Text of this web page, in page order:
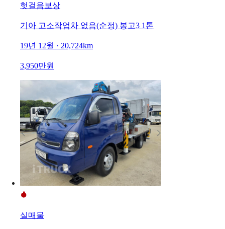
헛걸음보상
기아 고소작업차 없음(순정) 봉고3 1톤
19년 12월 · 20,724km
3,950만원
실매물